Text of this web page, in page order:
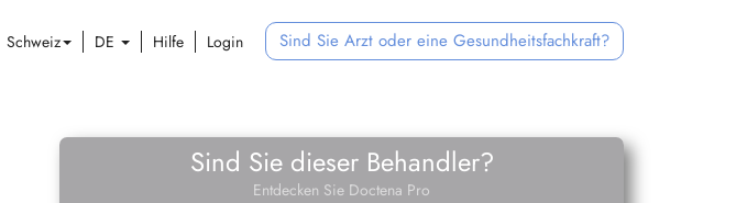
Schweiz DE Hilfe Login Sind Sie Arzt oder eine Gesundheitsfachkraft?
Sind Sie dieser Behandler?
Entdecken Sie Doctena Pro